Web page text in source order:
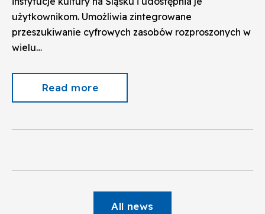
użytkownikom. Umożliwia zintegrowane
przeszukiwanie cyfrowych zasobów rozproszonych w
wielu…
Read more
All news